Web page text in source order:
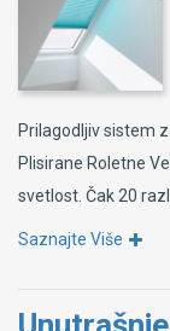
Prilagodljiv sistem
Plisirane Roletne
svetlost. Čak 20
Saznajte Više